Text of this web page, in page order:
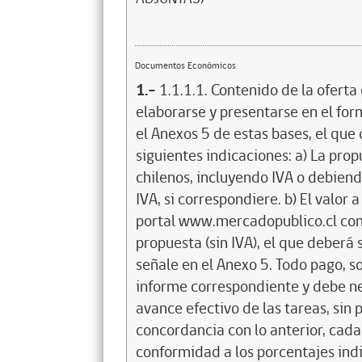
Documentos Económicos
1.- 1.1.1.1. Contenido de la
elaborarse y presentarse en el
el Anexos 5 de estas bases, el
siguientes indicaciones: a) La
chilenos, incluyendo IVA o
IVA, si correspondiere. b) El
portal www.mercadopublico.cl
propuesta (sin IVA), el que
señale en el Anexo 5. Todo pago,
informe correspondiente y debe
avance efectivo de las tareas, sin
concordancia con lo anterior,
conformidad a los porcentajes